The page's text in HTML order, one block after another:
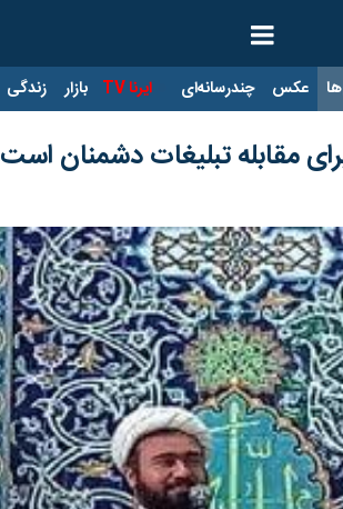
عکس چندرسانه‌ای ایرنا TV بازار زندگی
مقابله تبلیغات دشمنان است